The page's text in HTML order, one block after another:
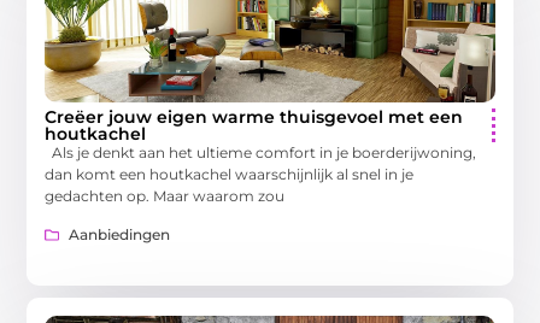
Creëer jouw eigen warme thuisgevoel met een
houtkachel
Als je denkt aan het ultieme comfort in je boerderijwoning,
dan komt een houtkachel waarschijnlijk al snel in je
gedachten op. Maar waarom zou
Aanbiedingen